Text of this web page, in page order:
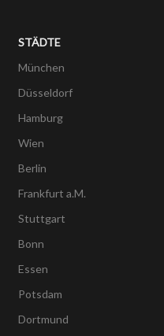
STÄDTE
München
Düsseldorf
Hamburg
Wien
Berlin
Frankfurt a.M.
Stuttgart
Bonn
Essen
Potsdam
Dortmund